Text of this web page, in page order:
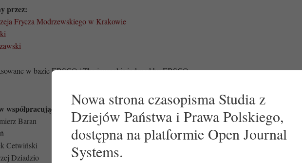
przez:
Frycza Modrzewskiego w Krakowie
w bazie EBSCO | The journal is indexed by EBSCO
współpracujących z redakcją „Studiów z Dziejów Państwa i Prawa Polskiego”:
Baran
Cetwiński
Dziadzio
Nowa strona czasopisma Studia z
Dziejów Państwa i Prawa Polskiego,
dostępna na platformie Open Journal
Systems.